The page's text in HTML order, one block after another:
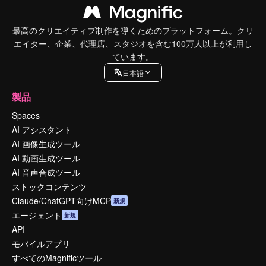
最高のクリエイティブ制作を導くためのプラットフォーム。クリ
エイター、企業、代理店、スタジオを含む100万人以上が利用し
ています。
日本語
製品
Spaces
AI アシスタント
AI 画像生成ツール
AI 動画生成ツール
AI 音声合成ツール
ストックコンテンツ
Claude/ChatGPT向けMCP 新規
エージェント 新規
API
モバイルアプリ
すべてのMagnificツール